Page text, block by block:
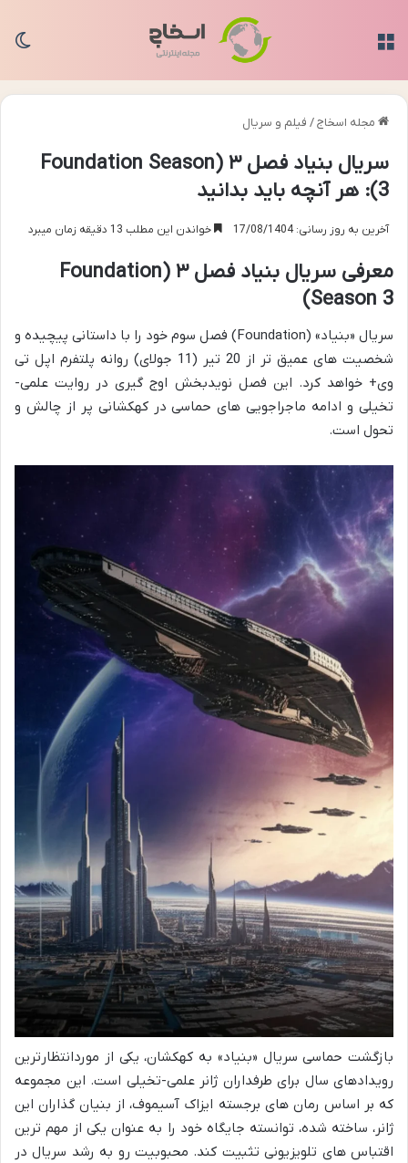
مجله اسخاج/ فیلم و سریال
سریال بنیاد فصل ۳ (Foundation Season
3): هر آنچه باید بدانید
آخرین به روز رسانی: 17/08/1404 خواندن این مطلب 13 دقیقه زمان میبرد
معرفی سریال بنیاد فصل ۳ (Foundation
Season 3)
سریال «بنیاد» (Foundation) فصل سوم خود را با داستانی پیچیده و
شخصیت های عمیق تر از 20 تیر (11 جولای) روانه پلتفرم اپل تی
وی+ خواهد کرد. این فصل نویدبخش اوج گیری در روایت علمی-
تخیلی و ادامه ماجراجویی های حماسی در کهکشانی پر از چالش و
تحول است.
بازگشت حماسی سریال «بنیاد» به کهکشان، یکی از موردانتظارترین
رویدادهای سال برای طرفداران ژانر علمی-تخیلی است. این مجموعه
که بر اساس رمان های برجسته ایزاک آسیموف، از بنیان گذاران این
ژانر، ساخته شده، توانسته جایگاه خود را به عنوان یکی از مهم ترین
اقتباس های تلویزیونی تثبیت کند. محبوبیت رو به رشد سریال در